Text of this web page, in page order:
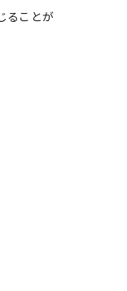
ることが